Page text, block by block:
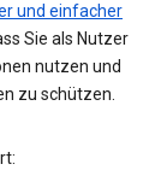
und einfacher
Sie als Nutzer
nutzen und
zu schützen.